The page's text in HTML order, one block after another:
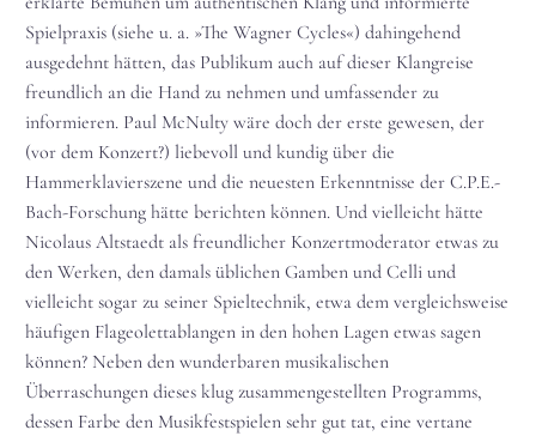
Spielpraxis (siehe u. a. »The Wagner Cycles«) dahingehend
ausgedehnt hätten, das Publikum auch auf dieser Klangreise
freundlich an die Hand zu nehmen und umfassender zu
informieren. Paul McNulty wäre doch der erste gewesen, der
(vor dem Konzert?) liebevoll und kundig über die
Hammerklavierszene und die neuesten Erkenntnisse der C.P.E.-
Bach-Forschung hätte berichten können. Und vielleicht hätte
Nicolaus Altstaedt als freundlicher Konzertmoderator etwas zu
den Werken, den damals üblichen Gamben und Celli und
vielleicht sogar zu seiner Spieltechnik, etwa dem vergleichsweise
häufigen Flageolettablangen in den hohen Lagen etwas sagen
können? Neben den wunderbaren musikalischen
Überraschungen dieses klug zusammengestellten Programms,
dessen Farbe den Musikfestspielen sehr gut tat, eine vertane